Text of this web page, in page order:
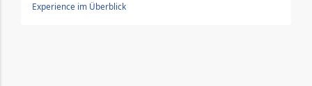
Experience im Überblick